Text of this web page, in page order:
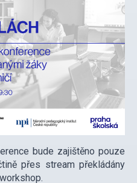
bude zajištěno pouze
přes stream překládány